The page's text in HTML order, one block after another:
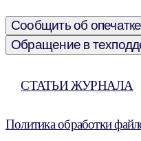
Сообщить об опечатке
Обращение в
СТАТЬИ ЖУРНАЛА
Политика обработки